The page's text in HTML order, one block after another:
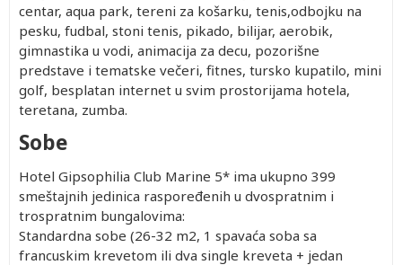
centar, aqua park, tereni za košarku, tenis,odbojku na
pesku, fudbal, stoni tenis, pikado, bilijar, aerobik,
gimnastika u vodi, animacija za decu, pozorišne
predstave i tematske večeri, fitnes, tursko kupatilo, mini
golf, besplatan internet u svim prostorijama hotela,
teretana, zumba.
Sobe
Hotel Gipsophilia Club Marine 5* ima ukupno 399
smeštajnih jedinica raspoređenih u dvospratnim i
trospratnim bungalovima:
Standardna sobe (26-32 m2, 1 spavaća soba sa
francuskim krevetom ili dva single kreveta + jedan